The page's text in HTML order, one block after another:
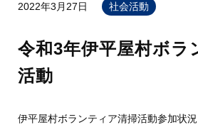
2022年3月27日 社会活動
令和3年伊平屋村ボラ
活動
伊平屋村ボランティア清掃活動参加状況